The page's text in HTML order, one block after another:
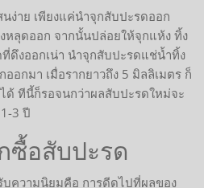
ง่าย เพียงแค่นำจุกสับปะรดออก
หลุดออก จากนั้นปล่อยให้จุกแห้ง ทิ้ง
ดึงออกเน่า นำจุกสับปะรดแช่น้ำทิ้ง
อกมา เมื่อรากยาวถึง 5 มิลลิเมตร ก็
ด้ ทีนี้ก็รอจนกว่าผลสับปะรดใหม่จะ
3 ปี
ซื้อสับปะรด
บความนิยมคือ การดีดไปที่ผลของ